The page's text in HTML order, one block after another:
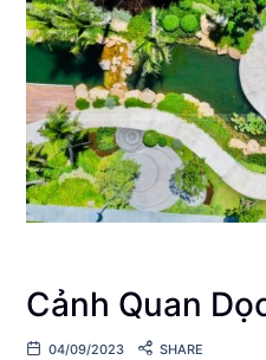
Cảnh Quan
04/09/2023 SHARE